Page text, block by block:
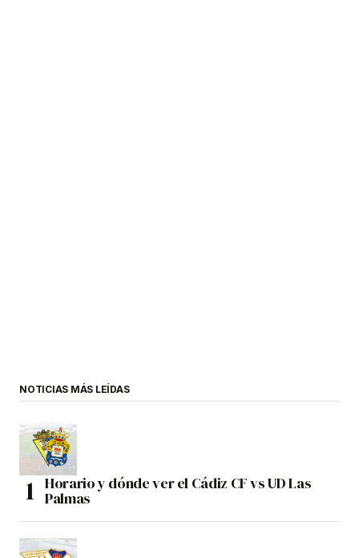
NOTICIAS MÁS LEÍDAS
Horario y dónde ver el Cádiz CF vs UD Las
Palmas